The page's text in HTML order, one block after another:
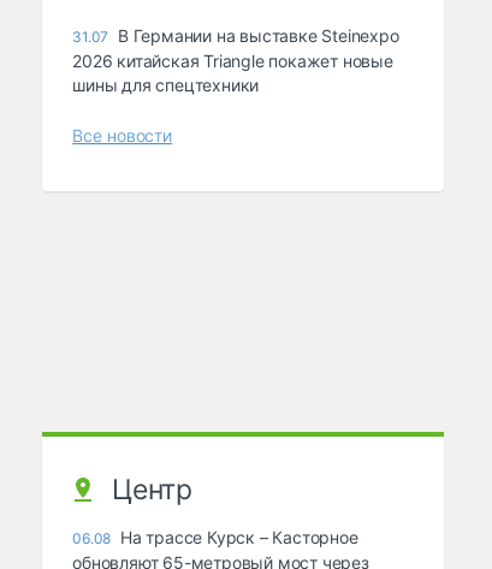
31.07
В Германии на выставке Steinexpo
2026 китайская Triangle покажет новые
шины для спецтехники
Все новости
Центр
06.08 На трассе Курск – Касторное
обновляют 65-метровый мост через